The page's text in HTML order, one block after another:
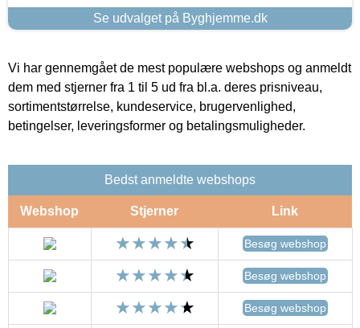
Se udvalget på Byghjemme.dk
Vi har gennemgået de mest populære webshops og anmeldt
dem med stjerner fra 1 til 5 ud fra bl.a. deres prisniveau,
sortimentstørrelse, kundeservice, brugervenlighed,
betingelser, leveringsformer og betalingsmuligheder.
Bedst anmeldte webshops
Webshop Stjerner Link
Besøg webshop
Besøg webshop
Besøg webshop